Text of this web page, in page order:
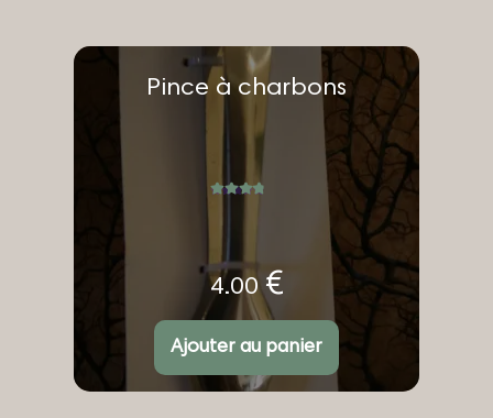
Pince à charbons
4.00€
Ajouter au panier